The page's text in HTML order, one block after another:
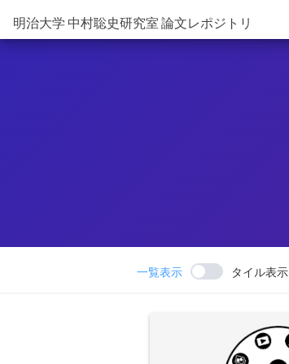
明治大学 中村聡史研究室 論文レポジトリ
一覧表示 タイル表示